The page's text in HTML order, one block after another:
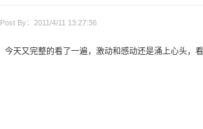
Post By：2011/4/11 13:27:36
今天又完整的看了一遍，激动和感动还是涌上心头，